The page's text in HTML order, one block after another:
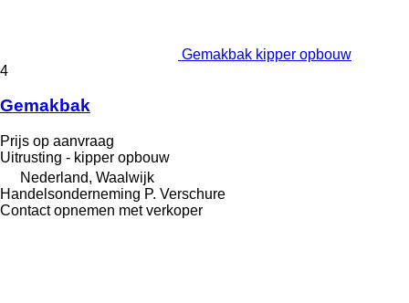
Gemakbak kipper opbouw
4
Gemakbak
Prijs op aanvraag
Uitrusting - kipper opbouw
Nederland, Waalwijk
Handelsonderneming P. Verschure
Contact opnemen met verkoper